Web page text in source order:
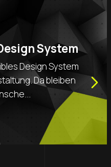
System
Design System
Da bleiben